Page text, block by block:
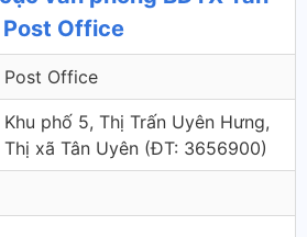
Office
Post Office
Khu phố 5, Thị Trấn Uyên Hưng,
Thị xã Tân Uyên (ÐT: 3656900)